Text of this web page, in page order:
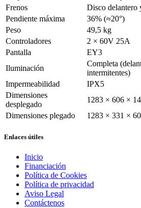
Frenos
Disco delantero
Pendiente máxima
36% (≈20°)
Peso
49,5 kg
Controladores
2 × 60V 25A
Pantalla
EY3
Iluminación
Completa
intermitentes)
Impermeabilidad
IPX5
Dimensiones
desplegado
1283 × 606 ×
Dimensiones plegado
1283 × 331 ×
Enlaces útiles
Inicio
Financiación
Política de Cookies
Política de privacidad
Aviso Legal
Contáctenos